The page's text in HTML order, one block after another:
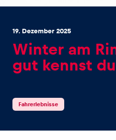
19. Dezember 2025
Winter am
gut kennst
Fahrerlebnisse